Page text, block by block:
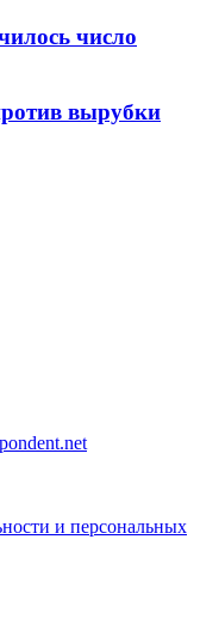
число
вырубки
и персональных